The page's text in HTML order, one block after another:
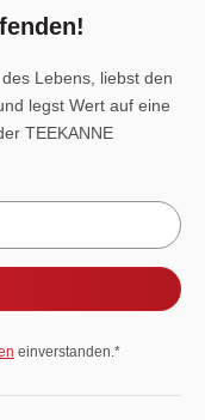
Lebens, liebst den
legst Wert auf eine
TEEKANNE
einverstanden.*